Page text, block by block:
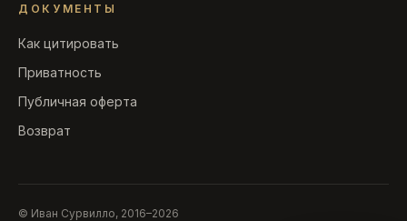
ДОКУМЕНТЫ
Как цитировать
Приватность
Публичная оферта
Возврат
© Иван Сурвилло, 2016–2026